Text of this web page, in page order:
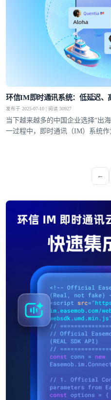
环信IM即时通讯系统：低延迟、
发布于 2025-07-10 | 阅读 30927
当下越来越多的中国企业选择“出
一过程中，即时通讯（IM）系统作
←